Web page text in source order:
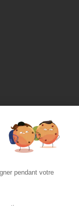
pendant votre